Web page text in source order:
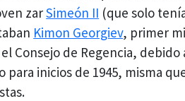
zarSimeón II (que solo
Kimon Georgiev, primer
Consejo de Regencia,
para inicios de 1945, misma